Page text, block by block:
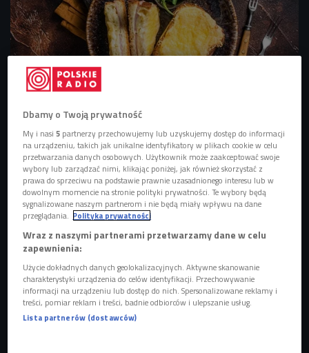
Croque monsieur, czyli kanapki o nazwie "Chrupiący pan"
Shutterstock.com
Croque Monsieur to kanapka, która, według wielu,
zrewolucjonizowała podejście do tematu śniadań. - To jest
proste danie, które można łatwo zrobić, do jego wykonania
używamy tylko trzech składników - mówi David Gaboriaud,
francuski szef kuchni. - Nie wymaga za długiej obróbki
termicznej. Po wykonaniu uzyskujemy pyszną przekąskę,
którą można zjeść o różnych porach dnia i nocy.
Croque Monsieur
Do wykonania tego szybkiego dania potrzebujemy chleba
Dbamy o Twoją prywatność
My i nasi5 partnerzy przechowujemy lub uzyskujemy dostęp do informacji
na urządzeniu, takich jak unikalne identyfikatory w plikach cookie w celu
przetwarzania danych osobowych. Użytkownik może zaakceptować swoje
wybory lub zarządzać nimi, klikając poniżej, jak również skorzystać z
prawa do sprzeciwu na podstawie prawnie uzasadnionego interesu lub w
dowolnym momencie na stronie polityki prywatności. Te wybory będą
sygnalizowane naszym partnerom i nie będą miały wpływu na dane
przeglądania. Polityka prywatności
Wraz z naszymi partnerami przetwarzamy dane w celu
zapewnienia:
Użycie dokładnych danych geolokalizacyjnych. Aktywne skanowanie
charakterystyki urządzenia do celów identyfikacji. Przechowywanie
informacji na urządzeniu lub dostęp do nich. Spersonalizowane reklamy i
treści, pomiar reklam i treści, badnie odbiorców i ulepszanie usług.
Lista partnerów (dostawców)